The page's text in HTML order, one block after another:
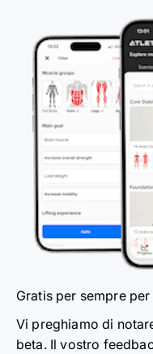
Gratis per sempre
Vi preghiamo di
beta. Il vostro